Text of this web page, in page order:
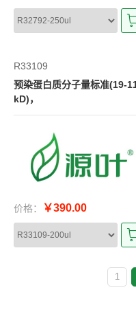
R33109
预染蛋白质分子量标准(19-
kD)，
价格： ￥390.00
1